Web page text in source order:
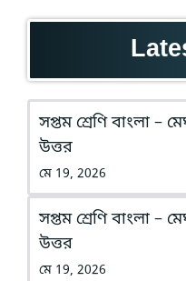
সপ্তম শ্রেণি বাংলা –
উত্তর
মে 19, 2026
সপ্তম শ্রেণি বাংলা –
উত্তর
মে 19, 2026